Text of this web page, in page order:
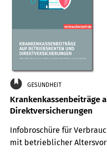
GESUNDHEIT
Krankenkassenbeiträge
Direktversicherungen
Infobroschüre für
mit betrieblicher